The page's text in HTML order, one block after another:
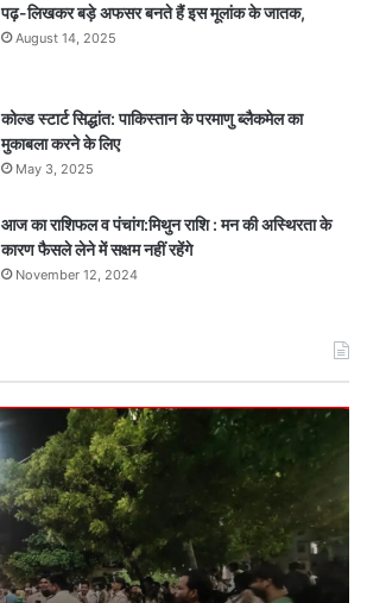
पढ़-लिखकर बड़े अफसर बनते हैं इस मूलांक के जातक,
August 14, 2025
कोल्ड स्टार्ट सिद्धांत: पाकिस्तान के परमाणु ब्लैकमेल का
मुकाबला करने के लिए
May 3, 2025
आज का राशिफल व पंचांग:मिथुन राशि : मन की अस्थिरता के
कारण फैसले लेने में सक्षम नहीं रहेंगे
November 12, 2024